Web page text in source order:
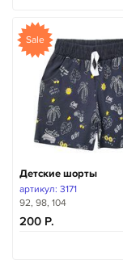
Sale
Детские шорты
артикул: 3171
92, 98, 104
200